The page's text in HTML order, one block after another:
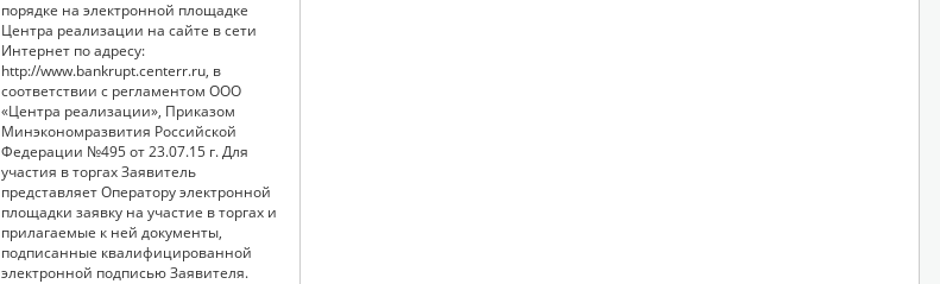
порядке на электронной площадке
Центра реализации на сайте в сети
Интернет по адресу:
http://www.bankrupt.centerr.ru, в
соответствии с регламентом ООО
«Центра реализации», Приказом
Минэкономразвития Российской
Федерации №495 от 23.07.15 г. Для
участия в торгах Заявитель
представляет Оператору электронной
площадки заявку на участие в торгах и
прилагаемые к ней документы,
подписанные квалифицированной
электронной подписью Заявителя.